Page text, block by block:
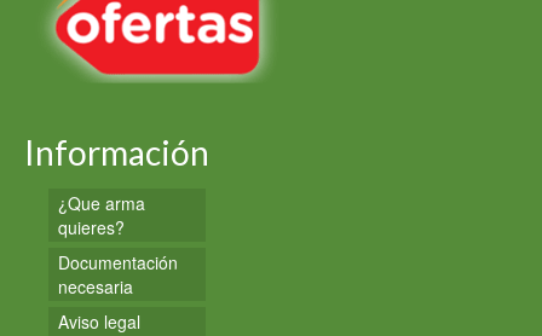
Información
¿Que arma
quieres?
Documentación
necesaria
Aviso legal